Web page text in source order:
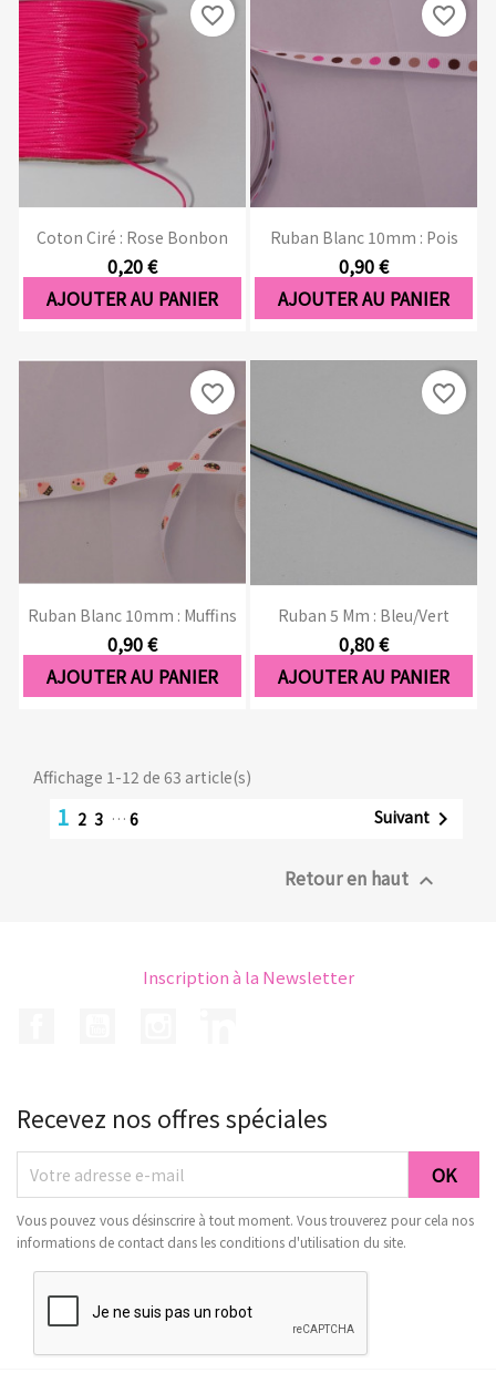
Coton Ciré : Rose Bonbon
0,20 €
AJOUTER AU PANIER
favorite_border
Ruban Blanc 10mm : Pois
0,90 €
AJOUTER AU PANIER
favorite_border
Ruban Blanc 10mm : Muffins
0,90 €
AJOUTER AU PANIER
favorite_border
Ruban 5 Mm : Bleu/Vert
0,80 €
AJOUTER AU PANIER
favorite_border
Affichage 1-12 de 63 article(s)
1 2 3 … 6 Suivant 
Retour en haut 
Inscription à la Newsletter
Recevez nos offres spéciales
Vous pouvez vous désinscrire à tout moment. Vous trouverez pour cela nos
informations de contact dans les conditions d'utilisation du site.